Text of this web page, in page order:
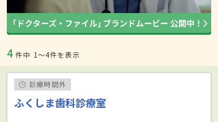
4 件中 1〜4件を表示
診療時間外
ふくしま歯科診療室